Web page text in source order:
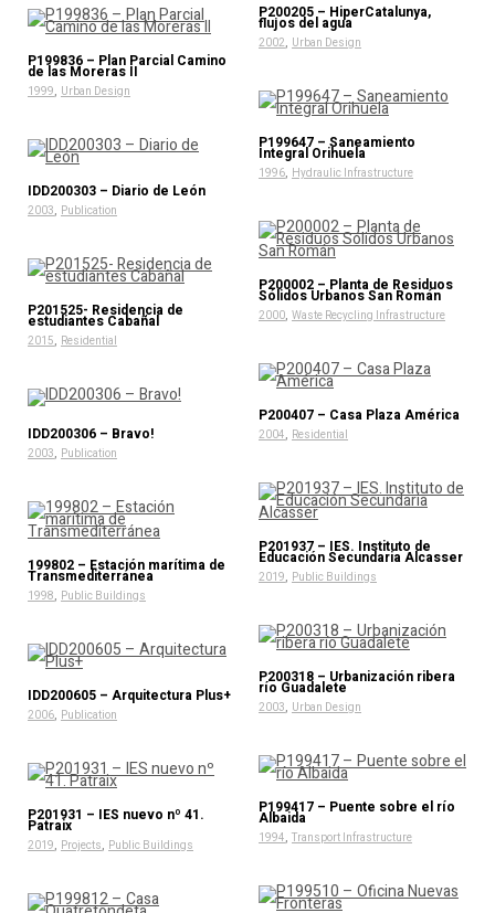
P200205 – HiperCatalunya,
flujos del agua
2002, Urban Design
P199836 – Plan Parcial Camino
de las Moreras II
1999, Urban Design
P199647 – Saneamiento
Integral Orihuela
1996, Hydraulic Infrastructure
IDD200303 – Diario de León
2003, Publication
P200002 – Planta de Residuos
Sólidos Urbanos San Román
2000, Waste Recycling Infrastructure
P201525- Residencia de
estudiantes Cabañal
2015, Residential
P200407 – Casa Plaza América
2004, Residential
IDD200306 – Bravo!
2003, Publication
P201937 – IES. Instituto de
Educación Secundaria Alcasser
2019, Public Buildings
199802 – Estación marítima de
Transmediterránea
1998, Public Buildings
P200318 – Urbanización ribera
río Guadalete
2003, Urban Design
IDD200605 – Arquitectura Plus+
2006, Publication
P199417 – Puente sobre el río
Albaida
1994, Transport Infrastructure
P201931 – IES nuevo nº 41.
Patraix
2019, Projects, Public Buildings